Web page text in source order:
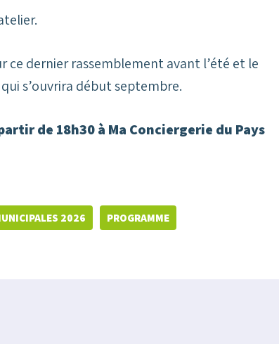
ce dernier rassemblement avant l’été et le
qui s’ouvrira début septembre.
de 18h30 à Ma Conciergerie du Pays
2026 PROGRAMME